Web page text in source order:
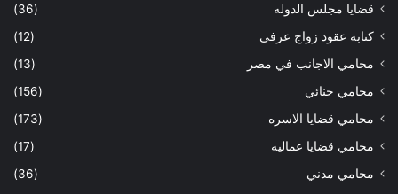
قضايا مجلس الدوله
(36)
كتابة عقود زواج عرفي
(12)
محامي الاجانب في مصر
(13)
محامي جنائي
(156)
محامي قضايا الاسره
(173)
محامي قضايا عماليه
(17)
محامي مدني
(36)